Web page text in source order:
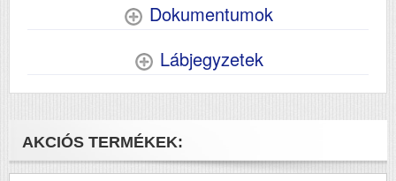
Dokumentumok
Lábjegyzetek
AKCIÓS TERMÉKEK: